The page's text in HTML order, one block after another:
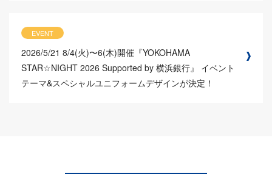
EVENT
2026/5/21 8/4(火)〜6(木)開催『YOKOHAMA
STAR☆NIGHT 2026 Supported by 横浜銀行』 イベント
テーマ&スペシャルユニフォームデザインが決定！